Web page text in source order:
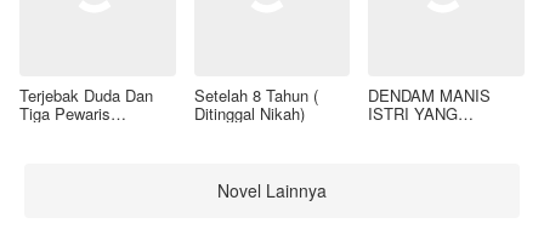
Terjebak Duda Dan
Tiga Pewaris
Setelah 8 Tahun (
Ditinggal Nikah)
DENDAM MANIS
ISTRI YANG
Novel Lainnya